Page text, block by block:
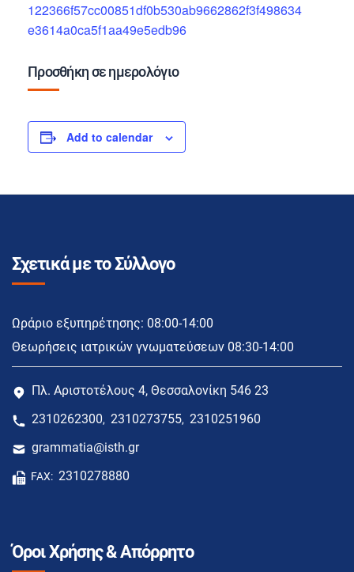
122366f57cc00851df0b530ab9662862f3f498634
e3614a0ca5f1aa49e5edb96
Προσθήκη σε ημερολόγιο
Add to calendar
Σχετικά με το Σύλλογο
Ωράριο εξυπηρέτησης: 08:00-14:00
Θεωρήσεις ιατρικών γνωματεύσεων 08:30-14:00
Πλ. Αριστοτέλους 4, Θεσσαλονίκη 546 23
2310262300, 2310273755, 2310251960
grammatia@isth.gr
FAX: 2310278880
Όροι Χρήσης & Απόρρητο